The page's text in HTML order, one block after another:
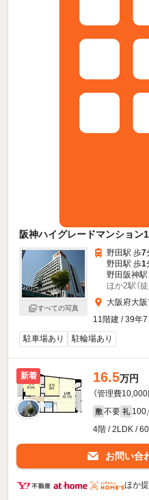
阪神ハイグレードマンション
すべての写真
野田駅 歩7
野田駅 歩1
野田阪神駅
ほか2駅（
大阪府大
11階建 / 39年
駐車場あり
駐輪場あり
新着 16.5万円
（管理費10,000
敷 不要 礼
4階 / 2LDK /
お問い合
ほか